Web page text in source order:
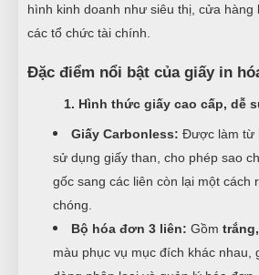
hình kinh doanh như siêu thị, cửa hàng
các tổ chức tài chính.
Đặc điểm nổi bật của giấy in
1. Hình thức giấy cao cấp, dễ
Giấy Carbonless: Được làm từ
sử dụng giấy than, cho phép sao
gốc sang các liên còn lại một cách
chóng.
Bộ hóa đơn 3 liên: Gồm
màu phục vụ mục đích khác nhau,